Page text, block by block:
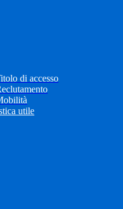
di accesso
utile